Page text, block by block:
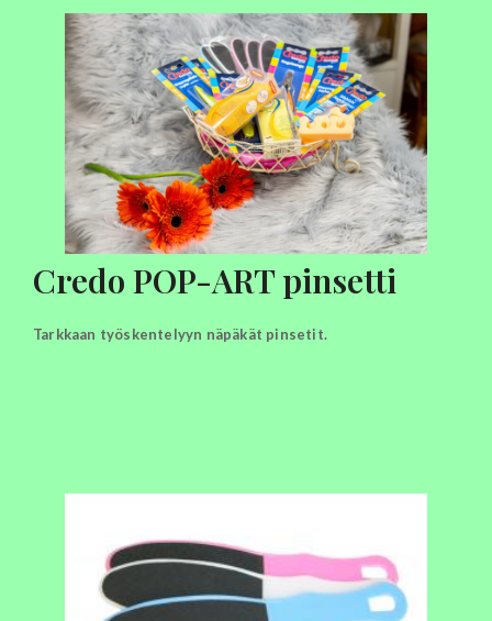
Credo POP-ART pinsetti
Tarkkaan työskentelyyn näpäkät pinsetit.